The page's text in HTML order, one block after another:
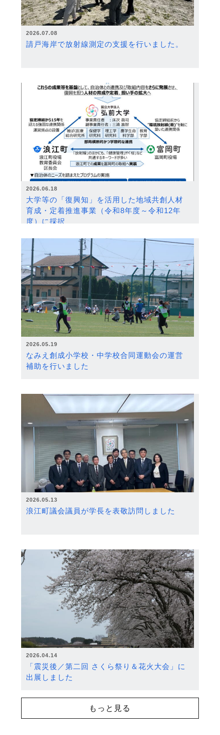
2026.07.08
請戸海岸で放射線測定の支援を行いました。
2026.06.18
大学等の「復興知」を活用した地域共創人材
育成・定着推進事業（令和8年度～令和12年
度）に採択
2026.05.19
なみえ創成小学校・中学校合同運動会の運営
補助を行いました
2026.05.13
浪江町議会議員が学長を表敬訪問しました
2026.04.14
「震災後／第二回 さくら祭り＆花火大会」に
出展しました
もっと見る